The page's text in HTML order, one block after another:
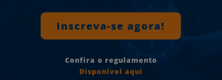
Inscreva-se agora!
Confira o regulamento
Disponível aqui